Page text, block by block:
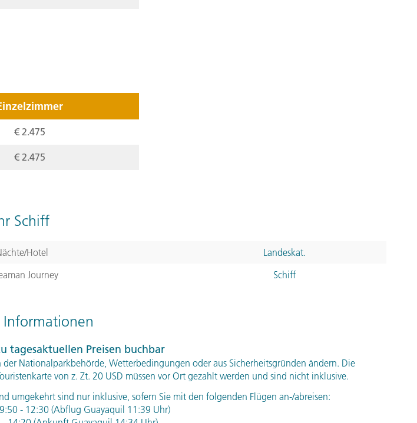
weiter über die Insel und entdecken neben der artenreichen Tierwelt auch
zwei Strände mit verschiedenfarbigen Sand. Was es damit auf sich hat, erklärt
uns unsere Reiseleitung. Mit dem Schiff kommen wir zu einem der besten
Korallenriff mit bunt schillernden Fischen sehen können. Am Nachmittag
anders sind - wir können aus eigener Erfahrung sagen, dass es funktioniert. (F,
Stationen:
5 5. Tag:
Auf Santa Cruz besuchen wir die Charles-Darwin-Station. Nachdem wir das
Naturparadies Galápagos kennenlernen durften, erfahren wir hier alles
Wissenswerte über den Schutz und Erhalt dieses einmaligen Fleckchens Erde.
Wir werden zum Flughafen Baltra gebracht. Individuelle Abreise. (F)
€ 2.475
€ 2.475
Schiff
Hotel
Landeskat.
Journey Schiff
tagesaktuellen Preisen buchbar
Nationalparkbehörde, Wetterbedingungen oder aus Sicherheitsgründen ändern. Die
von z. Zt. 20 USD müssen vor Ort gezahlt werden und sind nicht inklusive.
umgekehrt sind nur inklusive, sofern Sie mit den folgenden Flügen an-/abreisen:
- 12:30 (Abflug Guayaquil 11:39 Uhr)